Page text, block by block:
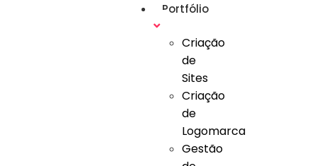
Portfólio
Criação
de
Sites
Criação
de
Logomarca
Gestão